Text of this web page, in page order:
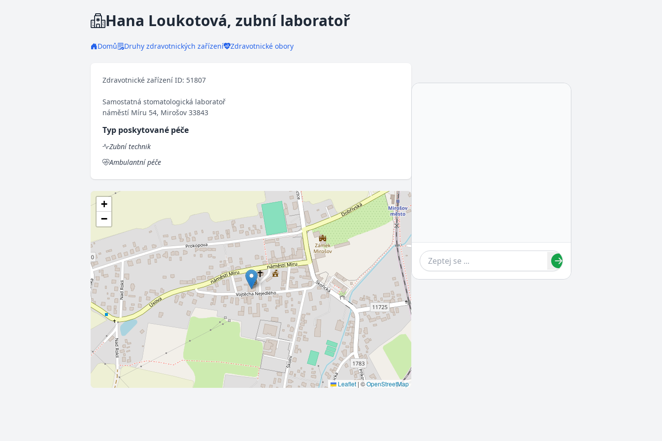
Hana Loukotová, zubní laboratoř
Domů Druhy zdravotnických zařízení Zdravotnické obory
Zdravotnické zařízení ID: 51807
Samostatná stomatologická laboratoř
náměstí Míru 54, Mirošov 33843
Typ poskytované péče
Zubní technik
Ambulantní péče
+
−
Leaflet | ©OpenStreetMap